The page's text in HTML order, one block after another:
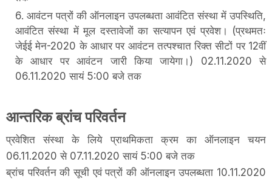
आवंटन पत्रों की ऑनलाइन उपलब्धता आवंटित संस्था में उपस्थिति,
आवंटित संस्था में मूल दस्तावेजों का सत्यापन एवं प्रवेश। (प्रथमतः
जेईई मेन-2020 के आधार पर आवंटन तत्पश्चात रिक्त सीटों पर 12वीं
के आधार पर आवंटन जारी किया जायेगा।) 02.11.2020 से
06.11.2020 सायं 5:00 बजे तक
आन्तरिक ब्रांच परिवर्तन
प्रवेशित संस्था के लिये प्राथमिकता क्रम का ऑनलाइन चयन
06.11.2020 से 07.11.2020 सायं 5:00 बजे तक
ब्रांच परिवर्तन की सूची एवं पत्रों की ऑनलाइन उपलब्धता 10.11.2020